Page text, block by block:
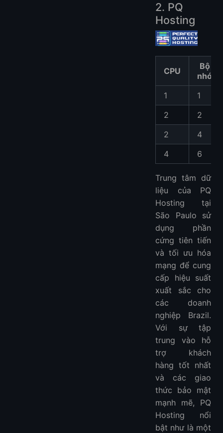
2. PQ
Hosting
CPU
Bộ
nhớ
1
1
2
2
2
4
4
6
Trung tâm dữ
liệu của PQ
Hosting tại
São Paulo sử
dụng phần
cứng tiên tiến
và tối ưu hóa
mạng để cung
cấp hiệu suất
xuất sắc cho
các doanh
nghiệp Brazil.
Với sự tập
trung vào hỗ
trợ khách
hàng tốt nhất
và các giao
thức bảo mật
mạnh mẽ, PQ
Hosting nổi
bật như là một